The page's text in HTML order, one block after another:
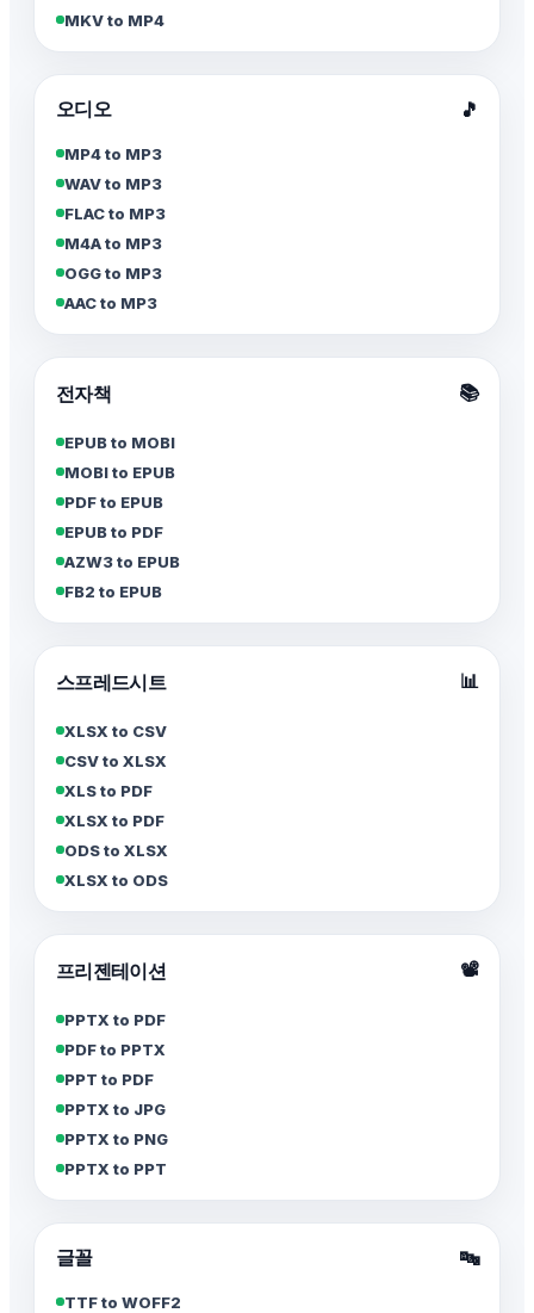
MKV to MP4
오디오 🎵
MP4 to MP3
WAV to MP3
FLAC to MP3
M4A to MP3
OGG to MP3
AAC to MP3
전자책 📚
EPUB to MOBI
MOBI to EPUB
PDF to EPUB
EPUB to PDF
AZW3 to EPUB
FB2 to EPUB
스프레드시트 📊
XLSX to CSV
CSV to XLSX
XLS to PDF
XLSX to PDF
ODS to XLSX
XLSX to ODS
프리젠테이션 📽️
PPTX to PDF
PDF to PPTX
PPT to PDF
PPTX to JPG
PPTX to PNG
PPTX to PPT
글꼴 🔤
TTF to WOFF2